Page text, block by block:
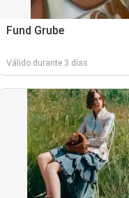
Fund Grube
Válido durante 3 días